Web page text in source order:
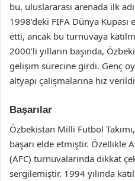
bu, uluslararası arenada ilk
1998’deki FIFA Dünya
etti, ancak bu turnuvaya
2000’li yılların başında,
gelişim sürecine girdi. Genç
altyapı çalışmalarına hız
Başarılar
Özbekistan Milli Futbol
başarı elde etmiştir. Özellikle
(AFC) turnuvalarında dikkat
sergilemiştir. 1994 yılında